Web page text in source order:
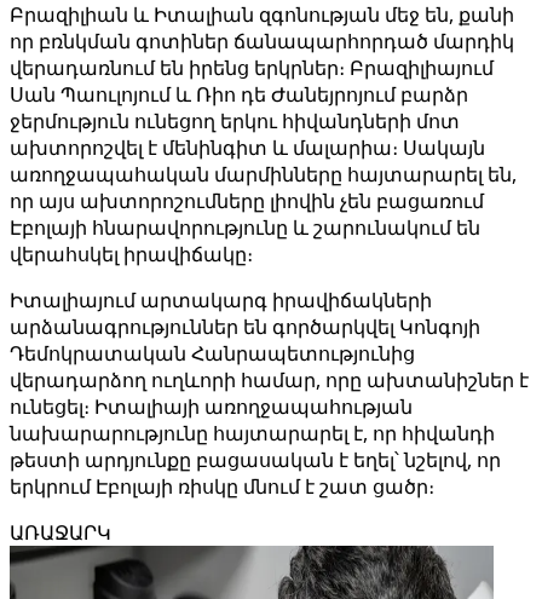
Բրազիլիան և Իտալիան զգոնության մեջ են, քանի
որ բռնկման գոտիներ ճանապարհորդած մարդիկ
վերադառնում են իրենց երկրներ։ Բրազիլիայում
Սան Պաուլոյում և Ռիո դե Ժանեյրոյում բարձր
ջերմություն ունեցող երկու հիվանդների մոտ
ախտորոշվել է մենինգիտ և մալարիա։ Սակայն
առողջապահական մարմինները հայտարարել են,
որ այս ախտորոշումները լիովին չեն բացառում
Էբոլայի հնարավորությունը և շարունակում են
վերահսկել իրավիճակը։
Իտալիայում արտակարգ իրավիճակների
արձանագրություններ են գործարկվել Կոնգոյի
Դեմոկրատական ​​Հանրապետությունից
վերադարձող ուղևորի համար, որը ախտանիշներ է
ունեցել։ Իտալիայի առողջապահության
նախարարությունը հայտարարել է, որ հիվանդի
թեստի արդյունքը բացասական է եղել՝ նշելով, որ
երկրում Էբոլայի ռիսկը մնում է շատ ցածր։
ԱՌԱՋԱՐԿ